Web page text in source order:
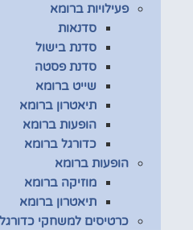
פעילויות ברומא
סדנאות
סדנת בישול
סדנת פסטה
שייט ברומא
תיאטרון ברומא
הופעות ברומא
כדורגל ברומא
הופעות ברומא
מוזיקה ברומא
תיאטרון ברומא
כרטיסים למשחקי כדורגל